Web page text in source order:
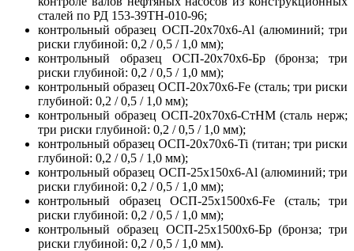
сталей по РД 153-39ТН-010-96;
контрольный образец ОСП-20х70х6-Аl (алюминий; три
риски глубиной: 0,2 / 0,5 / 1,0 мм);
контрольный образец ОСП-20х70х6-Бр (бронза; три
риски глубиной: 0,2 / 0,5 / 1,0 мм);
контрольный образец ОСП-20х70х6-Fe (сталь; три риски
глубиной: 0,2 / 0,5 / 1,0 мм);
контрольный образец ОСП-20х70х6-СтНМ (сталь нерж;
три риски глубиной: 0,2 / 0,5 / 1,0 мм);
контрольный образец ОСП-20х70х6-Ti (титан; три риски
глубиной: 0,2 / 0,5 / 1,0 мм);
контрольный образец ОСП-25х150х6-Аl (алюминий; три
риски глубиной: 0,2 / 0,5 / 1,0 мм);
контрольный образец ОСП-25х1500х6-Fe (сталь; три
риски глубиной: 0,2 / 0,5 / 1,0 мм);
контрольный образец ОСП-25х1500х6-Бр (бронза; три
риски глубиной: 0,2 / 0,5 / 1,0 мм).